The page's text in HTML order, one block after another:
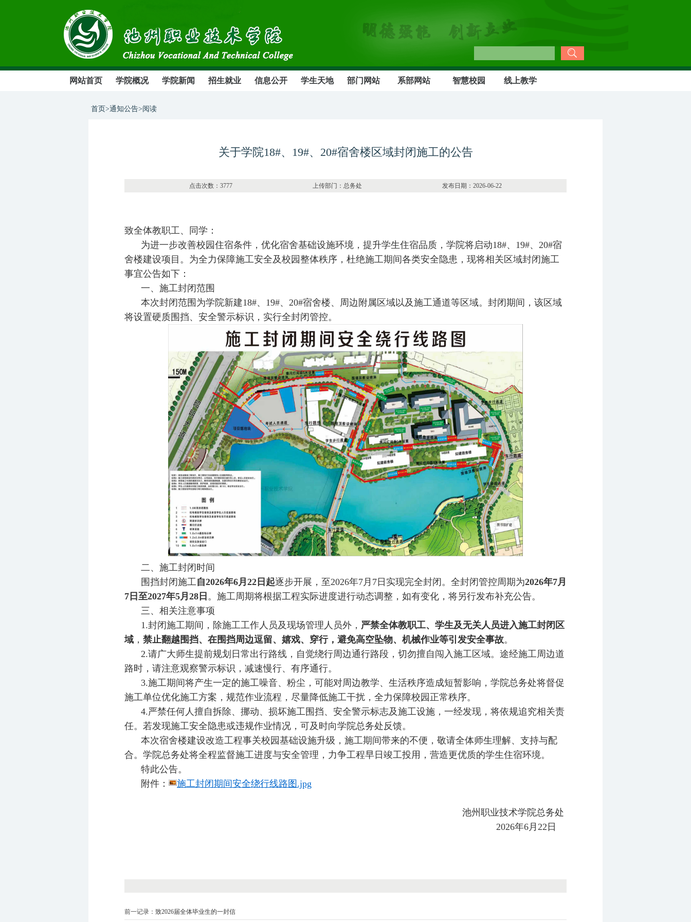
网站首页 学院概况 学院新闻 招生就业 信息公开 学生天地 部门网站 系部网站 智慧校园 线上教学
首页>通知公告>阅读
关于学院18#、19#、20#宿舍楼区域封闭施工的公告
点击次数：3777 上传部门：总务处 发布日期：2026-06-22
致全体教职工、同学：
为进一步改善校园住宿条件，优化宿舍基础设施环境，提升学生住宿品质，学院将启动18#、19#、20#宿
舍楼建设项目。为全力保障施工安全及校园整体秩序，杜绝施工期间各类安全隐患，现将相关区域封闭施工
事宜公告如下：
一、施工封闭范围
本次封闭范围为学院新建18#、19#、20#宿舍楼、周边附属区域以及施工通道等区域。封闭期间，该区域
将设置硬质围挡、安全警示标识，实行全封闭管控。
二、施工封闭时间
围挡封闭施工自2026年6月22日起逐步开展，至2026年7月7日实现完全封闭。全封闭管控周期为2026年7月
7日至2027年5月28日 。施工周期将根据工程实际进度进行动态调整，如有变化，将另行发布补充公告。
三、相关注意事项
1.封闭施工期间，除施工工作人员及现场管理人员外， 严禁全体教职工、学生及无关人员进入施工封闭区
域 ， 禁止翻越围挡、在围挡周边逗留、嬉戏、穿行，避免高空坠物、机械作业等引发安全事故。
2.请广大师生提前规划日常出行路线，自觉绕行周边通行路段，切勿擅自闯入施工区域。途经施工周边道
路时，请注意观察警示标识，减速慢行、有序通行。
3.施工期间将产生一定的施工噪音、粉尘，可能对周边教学、生活秩序造成短暂影响，学院总务处将督促
施工单位优化施工方案，规范作业流程，尽量降低施工干扰，全力保障校园正常秩序。
4.严禁任何人擅自拆除、挪动、损坏施工围挡、安全警示标志及施工设施，一经发现，将依规追究相关责
任。若发现施工安全隐患或违规作业情况，可及时向学院总务处反馈。
本次宿舍楼建设改造工程事关校园基础设施升级，施工期间带来的不便，敬请全体师生理解、支持与配
合。学院总务处将全程监督施工进度与安全管理，力争工程早日竣工投用，营造更优质的学生住宿环境。
特此公告。
附件：
施工封闭期间安全绕行线路图.jpg
池州职业技术学院总务处
2026年6月22日
前一记录： 致2026届全体毕业生的一封信